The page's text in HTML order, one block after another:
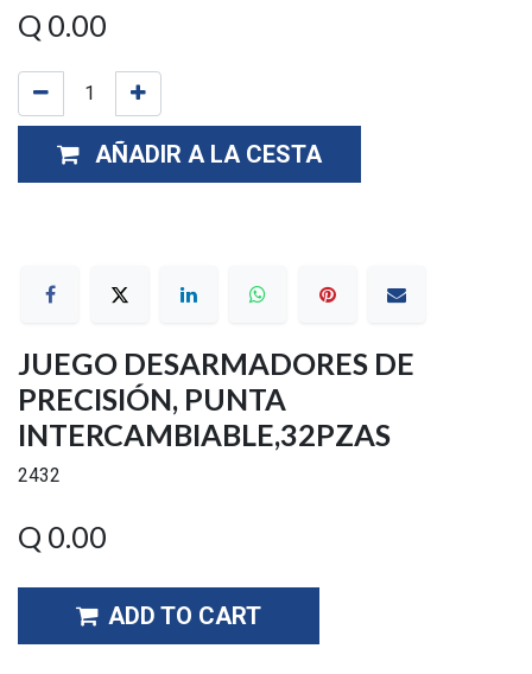
Q 0.00
AÑADIR A LA CESTA
JUEGO DESARMADORES DE
PRECISIÓN, PUNTA
INTERCAMBIABLE,32PZAS
2432
Q 0.00
ADD TO CART